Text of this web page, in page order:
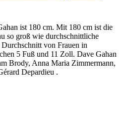
ist 180 cm. Mit 180 cm ist die
so groß wie durchschnittliche
von Frauen in
5 Fuß und 11 Zoll. Dave Gahan
Brody, Anna Maria Zimmermann,
Depardieu .